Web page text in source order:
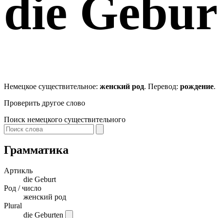
die
Немецкое существительное: женский род. Перевод: рождение.
Проверить другое слово
Поиск немецкого существительного
Грамматика
Артикль
die Geburt
Род / число
женский род
Plural
die Geburten